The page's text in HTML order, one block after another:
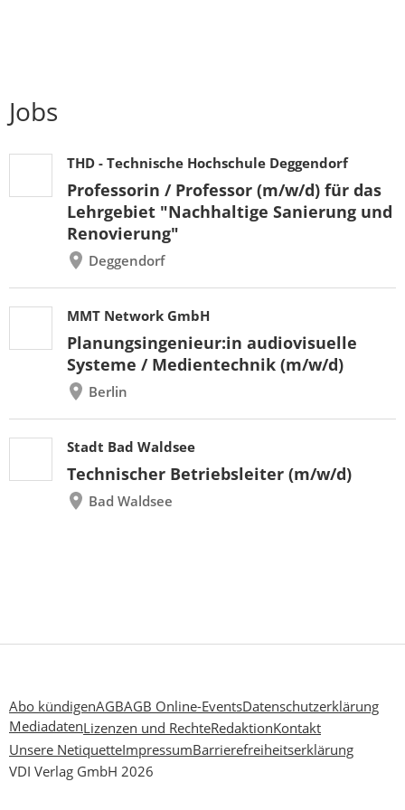
Jobs
THD - Technische Hochschule Deggendorf
Professorin / Professor (m/w/d) für das
Lehrgebiet "Nachhaltige Sanierung und
Renovierung"
Deggendorf
MMT Network GmbH
Planungsingenieur:in audiovisuelle
Systeme / Medientechnik (m/w/d)
Berlin
Stadt Bad Waldsee
Technischer Betriebsleiter (m/w/d)
Bad Waldsee
Abo kündigenAGBAGB Online-EventsDatenschutzerklärung
MediadatenLizenzen und RechteRedaktionKontakt
Unsere NetiquetteImpressumBarrierefreiheitserklärung
VDI Verlag GmbH 2026